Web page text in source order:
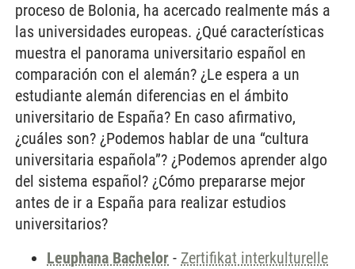
proceso de Bolonia, ha acercado realmente más a
las universidades europeas. ¿Qué características
muestra el panorama universitario español en
comparación con el alemán? ¿Le espera a un
estudiante alemán diferencias en el ámbito
universitario de España? En caso afirmativo,
¿cuáles son? ¿Podemos hablar de una “cultura
universitaria española”? ¿Podemos aprender algo
del sistema español? ¿Cómo prepararse mejor
antes de ir a España para realizar estudios
universitarios?
Leuphana Bachelor - Zertifikat interkulturelle